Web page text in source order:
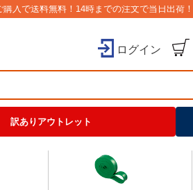
入で送料無料！14時までの注文で当日出荷！
ログイン
訳ありアウトレット